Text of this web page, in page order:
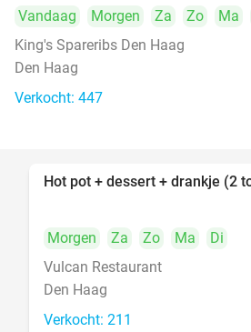
Vandaag Morgen Za Zo Ma
King's Spareribs Den Haag
Den Haag
Verkocht: 447
Hot pot + dessert + drankje (2
Morgen Za Zo Ma
Di
Vulcan Restaurant
Den Haag
Verkocht: 211